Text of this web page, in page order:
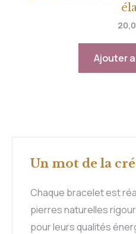
Ajouter
Un mot de la
Chaque bracelet est
pierres naturelles
pour leurs qualités